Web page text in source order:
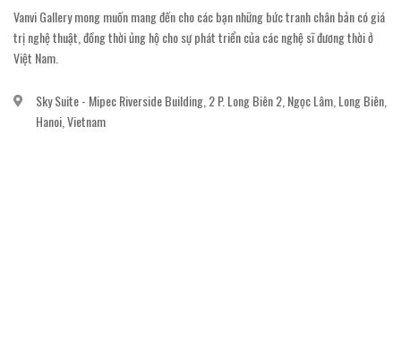
Vanvi Gallery mong muốn mang đến cho các bạn những bức tranh chân bản có giá
trị nghệ thuật, đồng thời ủng hộ cho sự phát triển của các nghệ sĩ đương thời ở
Việt Nam.
Sky Suite - Mipec Riverside Building, 2 P. Long Biên 2, Ngọc Lâm, Long Biên,
Hanoi, Vietnam